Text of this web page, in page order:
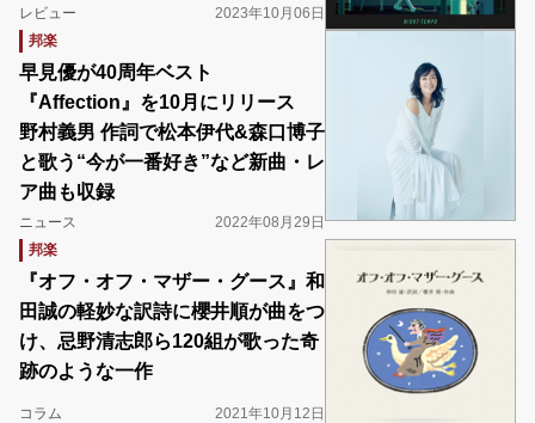
レビュー
2023年10月06日
邦楽
早見優が40周年ベスト
『Affection』を10月にリリース
野村義男 作詞で松本伊代&森口博子
と歌う“今が一番好き”など新曲・レ
ア曲も収録
ニュース
2022年08月29日
邦楽
『オフ・オフ・マザー・グース』和
田誠の軽妙な訳詩に櫻井順が曲をつ
け、忌野清志郎ら120組が歌った奇
跡のような一作
コラム
2021年10月12日